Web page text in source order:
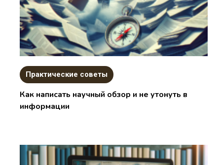
Практические советы
Как написать научный обзор и не утонуть в
информации